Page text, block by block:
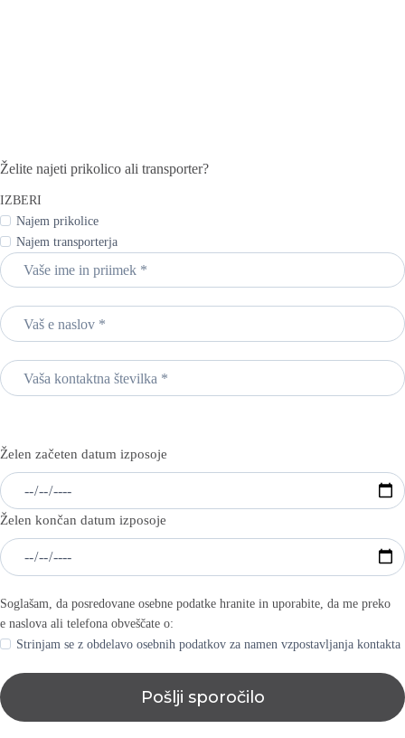
Želite najeti prikolico ali transporter?
IZBERI
Najem prikolice
Najem transporterja
Želen začeten datum izposoje
Želen končan datum izposoje
Soglašam, da posredovane osebne podatke hranite in uporabite, da me preko
e naslova ali telefona obveščate o:
Strinjam se z obdelavo osebnih podatkov za namen vzpostavljanja kontakta
Pošlji sporočilo